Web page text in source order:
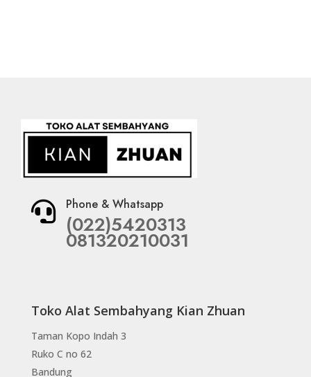
 Phone & Whatsapp
(022)5420313
081320210031
Toko Alat Sembahyang Kian Zhuan
Taman Kopo Indah 3
Ruko C no 62
Bandung